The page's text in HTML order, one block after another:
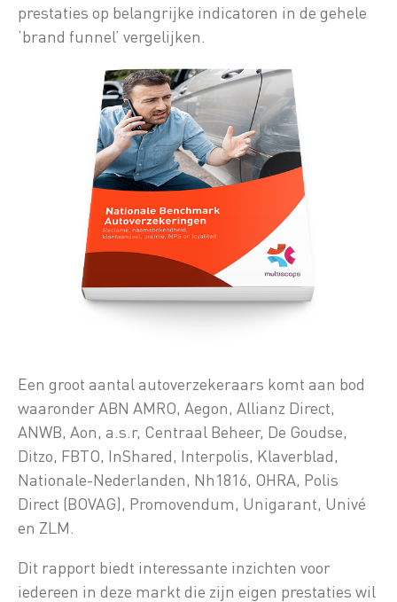
prestaties op belangrijke indicatoren in de gehele
‘brand funnel’ vergelijken.
Een groot aantal autoverzekeraars komt aan bod
waaronder ABN AMRO, Aegon, Allianz Direct,
ANWB, Aon, a.s.r, Centraal Beheer, De Goudse,
Ditzo, FBTO, InShared, Interpolis, Klaverblad,
Nationale-Nederlanden, Nh1816, OHRA, Polis
Direct (BOVAG), Promovendum, Unigarant, Univé
en ZLM.
Dit rapport biedt interessante inzichten voor
iedereen in deze markt die zijn eigen prestaties wil